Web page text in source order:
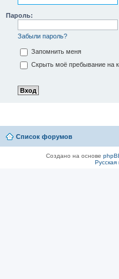
Пароль:
Забыли пароль?
Запомнить меня
Скрыть моё пребывание на
Список форумов
Создано на основе